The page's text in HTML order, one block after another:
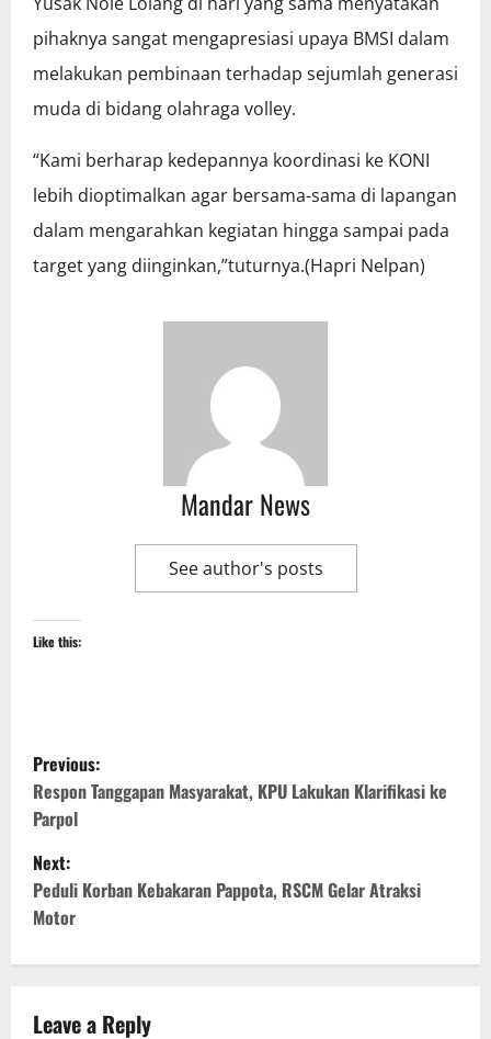
pihaknya sangat mengapresiasi upaya BMSI dalam
melakukan pembinaan terhadap sejumlah generasi
muda di bidang olahraga volley.
“Kami berharap kedepannya koordinasi ke KONI
lebih dioptimalkan agar bersama-sama di lapangan
dalam mengarahkan kegiatan hingga sampai pada
target yang diinginkan,”tuturnya.(Hapri Nelpan)
Mandar News
See author's posts
Like this:
P
o
s
t
n
Previous:
Respon Tanggapan Masyarakat, KPU Lakukan Klarifikasi ke
Parpol
Next:
Peduli Korban Kebakaran Pappota, RSCM Gelar Atraksi
Motor
Leave a Reply